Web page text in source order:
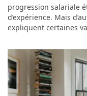
progression salariale
d’expérience. Mais
expliquent certaines